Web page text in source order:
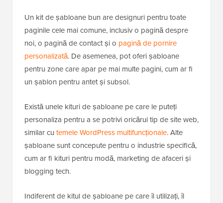
Un kit de șabloane bun are designuri pentru toate
paginile cele mai comune, inclusiv o pagină despre
noi, o pagină de contact și o pagină de pornire
personalizată. De asemenea, pot oferi șabloane
pentru zone care apar pe mai multe pagini, cum ar fi
un șablon pentru antet și subsol.
Există unele kituri de șabloane pe care le puteți
personaliza pentru a se potrivi oricărui tip de site web,
similar cu temele WordPress multifuncționale. Alte
șabloane sunt concepute pentru o industrie specifică,
cum ar fi kituri pentru modă, marketing de afaceri și
blogging tech.
Indiferent de kitul de șabloane pe care îl utilizați, îl